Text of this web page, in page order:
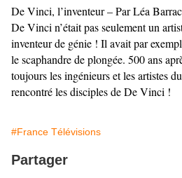
De Vinci, l’inventeur – Par Léa
De Vinci n’était pas seulement un
inventeur de génie ! Il avait par
le scaphandre de plongée. 500 ans
toujours les ingénieurs et les artistes
rencontré les disciples de De Vinci !
#France Télévisions
Partager